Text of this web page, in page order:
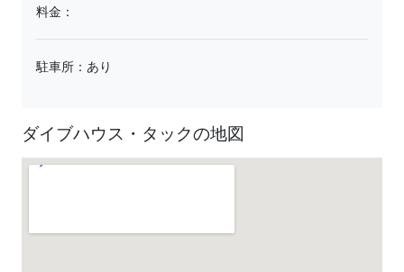
料金：
駐車所：あり
ダイブハウス・タックの地図